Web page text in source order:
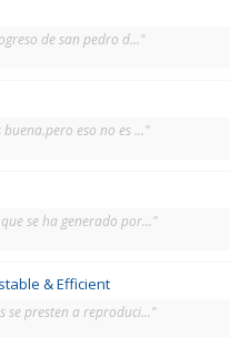
de san pedro d..."
eso no es ..."
se ha generado por..."
& Efficient
se presten a reproduci..."